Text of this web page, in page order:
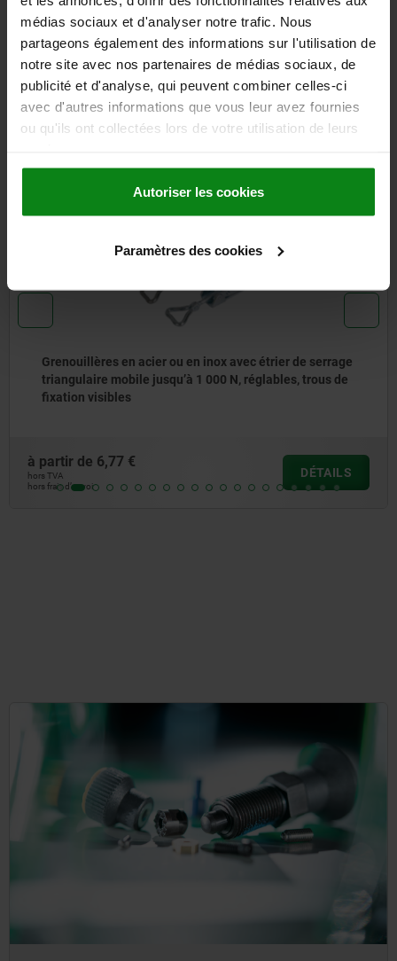
médias sociaux et d'analyser notre trafic. Nous
partageons également des informations sur l'utilisation de
notre site avec nos partenaires de médias sociaux, de
publicité et d'analyse, qui peuvent combiner celles-ci
avec d'autres informations que vous leur avez fournies
ou qu'ils ont collectées lors de votre utilisation de leurs
Autoriser les cookies
Paramètres des cookies
TÉLÉCHARGEMENTS
D'autres clients ont
également acheté
étrier de serrage
trous de
DÉTAILS
05542
Grenouillères en acier ou en inox
jusqu’à 1 000 N, réglables, trous
7,59 €
hors frais d’envoi